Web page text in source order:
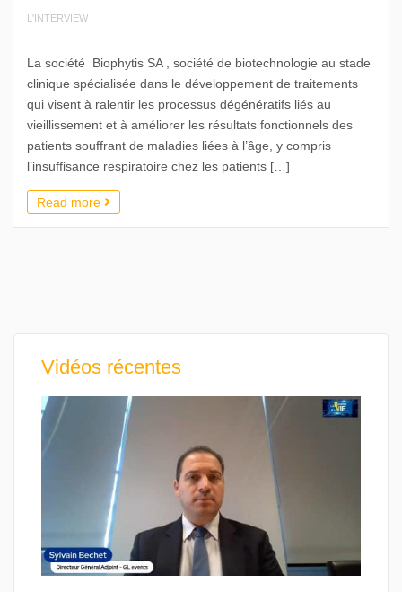
L'INTERVIEW
La société Biophytis SA , société de biotechnologie au stade
clinique spécialisée dans le développement de traitements
qui visent à ralentir les processus dégénératifs liés au
vieillissement et à améliorer les résultats fonctionnels des
patients souffrant de maladies liées à l’âge, y compris
l’insuffisance respiratoire chez les patients […]
Read more
Vidéos récentes